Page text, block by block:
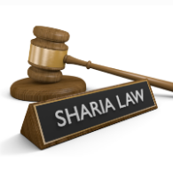
اقرأ هذا الكتاب وتعرّف
الحجّ.. دلالات، حِكم،